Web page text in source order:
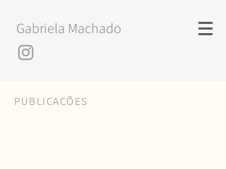
Gabriela Machado
PUBLICAÇÕES